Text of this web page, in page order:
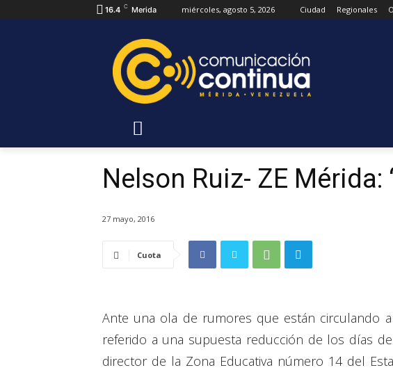
16.4 C Merida miércoles, agosto 5, 2026 Ciudad Regionales
Nelson Ruiz- ZE
27 mayo, 2016
Cuota
Ante una ola de rumores que están circulando
referido a una supuesta reducción de los días
director de la Zona Educativa número 14 del